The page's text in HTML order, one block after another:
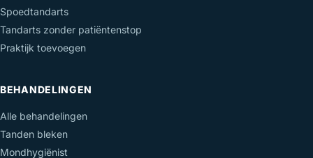
Spoedtandarts
Tandarts zonder patiëntenstop
Praktijk toevoegen
BEHANDELINGEN
Alle behandelingen
Tanden bleken
Mondhygiënist